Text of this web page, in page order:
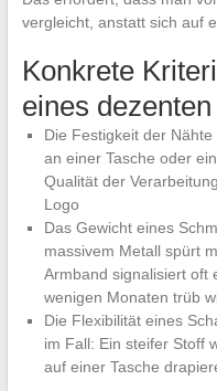
vergleicht, anstatt sich auf
Konkrete
eines
Die Festigkeit der
an einer Tasche oder
Qualität der
Logo
Das Gewicht eines
massivem Metall spürt
Armband signalisiert oft
wenigen Monaten trüb
Die Flexibilität eines
im Fall: Ein steifer Stoff
auf einer Tasche